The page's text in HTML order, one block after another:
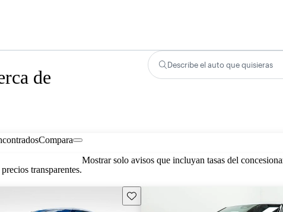
de
Describe el auto que quisieras
Compara
transparentes.
Mostrar solo avisos que incluyan tasas del
Guarda este Aviso